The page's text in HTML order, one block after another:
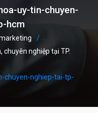
uy-tin-chuyen-
hcm
chuyên nghiệp tại TP.
chuyen-nghiep-tai-tp-